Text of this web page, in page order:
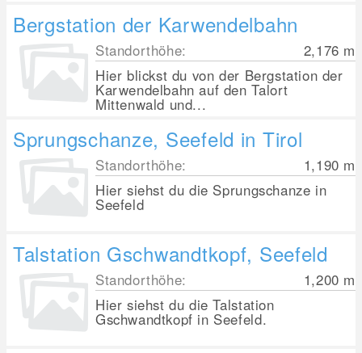
Bergstation der Karwendelbahn
Standorthöhe: 2,176 m
Hier blickst du von der Bergstation der
Karwendelbahn auf den Talort
Mittenwald und...
Sprungschanze, Seefeld in Tirol
Standorthöhe: 1,190 m
Hier siehst du die Sprungschanze in
Seefeld
Talstation Gschwandtkopf, Seefeld
Standorthöhe: 1,200 m
Hier siehst du die Talstation
Gschwandtkopf in Seefeld.